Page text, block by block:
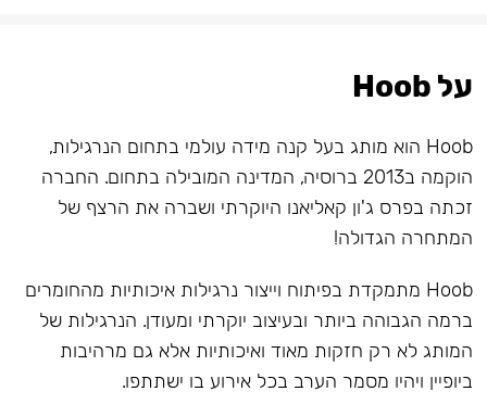
על Hoob
Hoob הוא מותג בעל קנה מידה עולמי בתחום הנרגילות,
הוקמה ב2013 ברוסיה, המדינה המובילה בתחום. החברה
זכתה בפרס ג'ון קאליאנו היוקרתי ושברה את הרצף של
המתחרה הגדולה!
Hoob מתמקדת בפיתוח וייצור נרגילות איכותיות מהחומרים
ברמה הגבוהה ביותר ובעיצוב יוקרתי ומעודן. הנרגילות של
המותג לא רק חזקות מאוד ואיכותיות אלא גם מרהיבות
ביופיין ויהיו מסמר הערב בכל אירוע בו ישתתפו.